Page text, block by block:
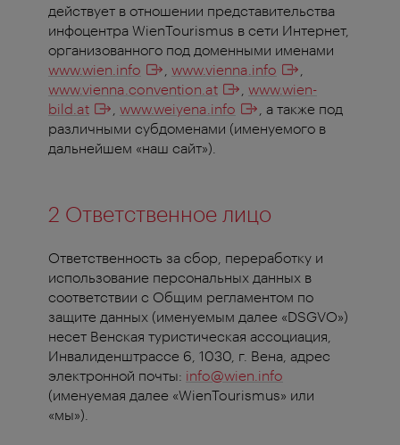
действует в отношении представительства
инфоцентра WienTourismus в сети Интернет,
организованного под доменными именами
www.wien.info
www.vienna.info
www.vienna.convention.at
www.wien-
bild.at
www.weiyena.info
, а также под
различными субдоменами (именуемого в
дальнейшем «наш сайт»).
2 Ответственное лицо
Ответственность за сбор, переработку и
использование персональных данных в
соответствии с Общим регламентом по
защите данных (именуемым далее «DSGVO»)
несет Венская туристическая ассоциация,
Инвалиденштрассе 6, 1030, г. Вена, адрес
электронной почты: info@wien.info
(именуемая далее «WienTourismus» или
«мы»).